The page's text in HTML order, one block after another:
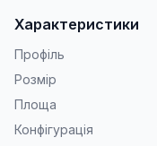
Характеристики
Профіль
Розмір
Площа
Конфігурація